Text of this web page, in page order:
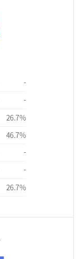
-
-
26.7%
46.7%
-
-
26.7%